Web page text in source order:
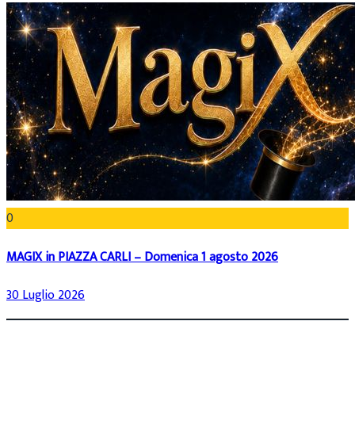
0
MAGIX in PIAZZA CARLI – Domenica 1 agosto 2026
30 Luglio 2026